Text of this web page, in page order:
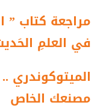
مراجعة كتاب ”
في العلمِ
مصنعك الخاص